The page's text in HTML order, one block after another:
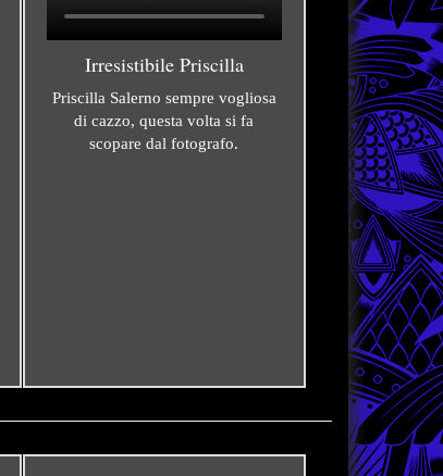
Irresistibile Priscilla
Priscilla Salerno sempre vogliosa
di cazzo, questa volta si fa
scopare dal fotografo.